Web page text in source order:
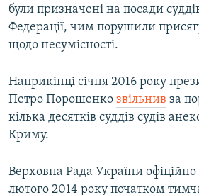
були призначені на посади
Федерації, чим порушили
щодо несумісності.
Наприкінці січня 2016 року
Петро Порошенко звільнив за
кілька десятків суддів судів
Криму.
Верховна Рада України офіційно
лютого 2014 року початком